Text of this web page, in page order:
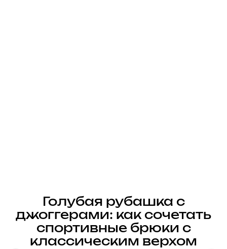
Голубая рубашка с
джоггерами: как сочетать
спортивные брюки с
классическим верхом